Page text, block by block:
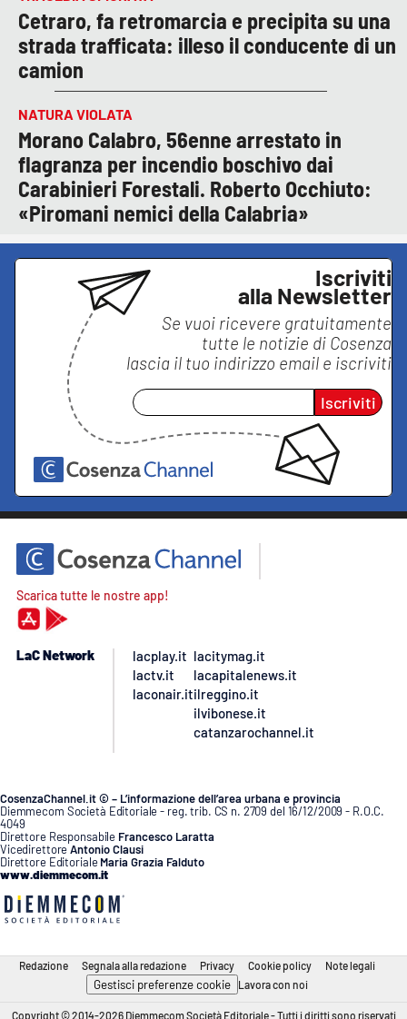
Cetraro, fa retromarcia e precipita su una
strada trafficata: illeso il conducente di un
camion
NATURA VIOLATA
Morano Calabro, 56enne arrestato in
flagranza per incendio boschivo dai
Carabinieri Forestali. Roberto Occhiuto:
«Piromani nemici della Calabria»
Iscriviti
alla Newsletter
Se vuoi ricevere gratuitamente
tutte le notizie di Cosenza
lascia il tuo indirizzo email e iscriviti
Iscriviti
Scarica tutte le nostre app!
LaC Network
lacplay.it
lactv.it
laconair.it
lacitymag.it
lacapitalenews.it
ilreggino.it
ilvibonese.it
catanzarochannel.it
CosenzaChannel.it © – L’informazione dell’area urbana e provincia
Diemmecom Società Editoriale - reg. trib. CS n. 2709 del 16/12/2009 - R.O.C.
4049
Direttore Responsabile Francesco Laratta
VicedirettoreAntonio Clausi
Direttore Editoriale Maria Grazia Falduto
www.diemmecom.it
Redazione Segnala alla redazione Privacy Cookie policy Note legali
Gestisci preferenze cookie Lavora con noi
Copyright © 2014-2026 Diemmecom Società Editoriale - Tutti i diritti sono riservati